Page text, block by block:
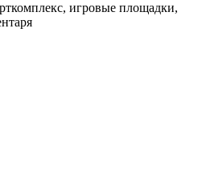
игровые площадки,